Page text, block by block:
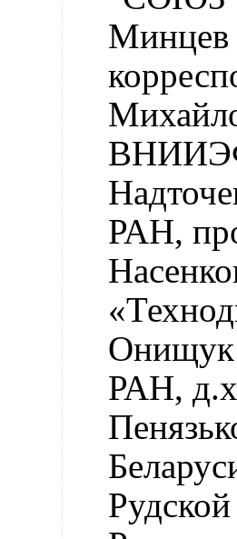
Минцев
РАН,
РАН,